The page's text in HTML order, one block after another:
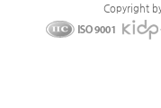
Copyright